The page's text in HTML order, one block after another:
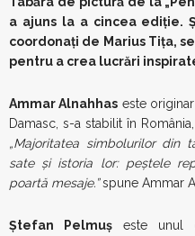
a ajuns la a cincea ediție.
coordonați de Marius Tița,
pentru a crea lucrări
Ammar Alnahhas este
Damasc, s-a stabilit în
„Majoritatea simbolurilor din
sate și istoria lor: peștele
poartă mesaje.”spune Ammar
Ștefan Pelmușeste unul